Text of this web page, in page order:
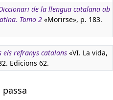
de la llengua catalana ab
Tomo 2 «Morirse», p. 183.
els refranys catalans «VI. La vida,
Edicions 62.